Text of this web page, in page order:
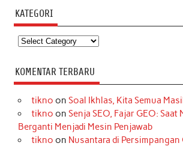
KATEGORI
Kategori
KOMENTAR TERBARU
tikno on Soal Ikhlas, Kita Semua
tikno on Senja SEO, Fajar GEO: Saat
Berganti Menjadi Mesin Penjawab
tikno on Nusantara di Persimpangan